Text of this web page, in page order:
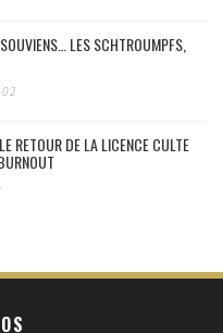
LES SCHTROUMPFS,
RETOUR DE LA LICENCE CULTE